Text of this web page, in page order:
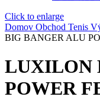
Click to enlarge
Domov Obchod Tenis
BIG BANGER ALU
LUXILON
POWER